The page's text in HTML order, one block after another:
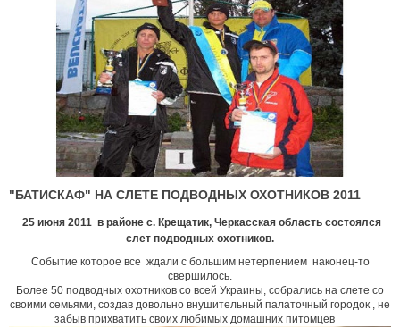
"БАТИСКАФ" НА СЛЕТЕ ПОДВОДНЫХ ОХОТНИКОВ 2011
25 июня 2011 в районе с. Крещатик, Черкасская область состоялся
слет подводных охотников.
Событие которое все ждали с большим нетерпением наконец-то
свершилось.
Более 50 подводных охотников со всей Украины, собрались на слете со
своими семьями, создав довольно внушительный палаточный городок , не
забыв прихватить своих любимых домашних питомцев